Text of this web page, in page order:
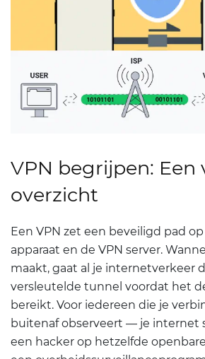
VPN begrijpen: Een
overzicht
Een VPN zet een beveiligd pad
apparaat en de VPN server.
maakt, gaat al je internetverkeer
versleutelde tunnel voordat het
bereikt. Voor iedereen die je
buitenaf observeert — je internet
een hacker op hetzelfde